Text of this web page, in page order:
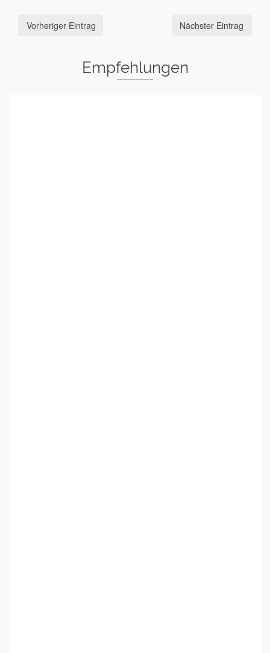
Vorheriger Eintrag Nächster Eintrag
Empfehlungen